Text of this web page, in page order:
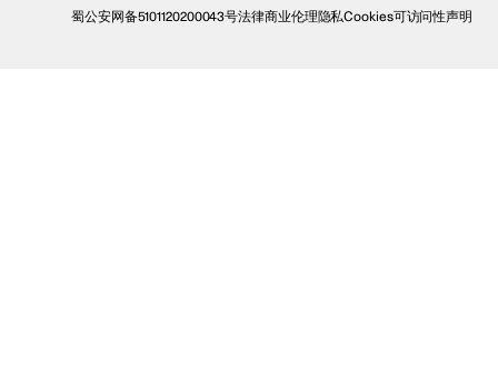
蜀公安网备5101120200043号法律商业伦理隐私Cookies可访问性声明